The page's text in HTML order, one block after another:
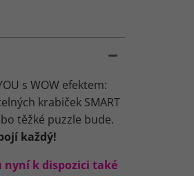
s WOW efektem:
krabiček SMART
těžké puzzle bude.
každý!
nyní k dispozici také